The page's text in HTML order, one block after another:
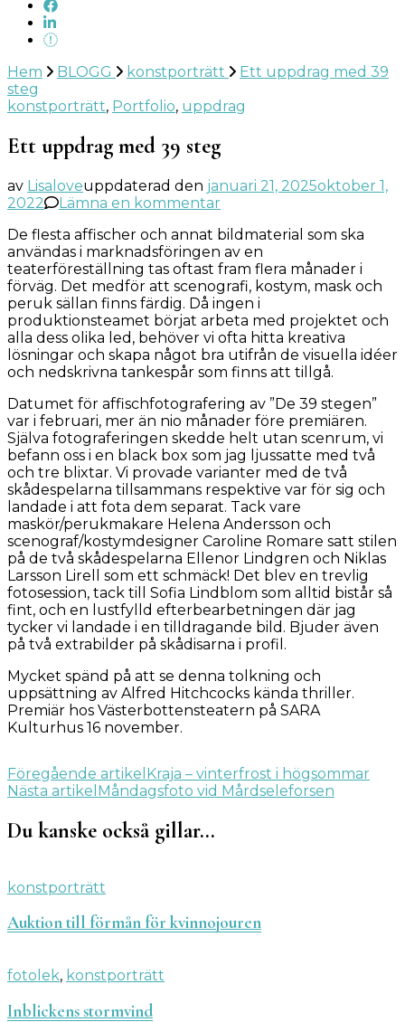
Hem BLOGG konstporträtt
Ett uppdrag med 39
steg
konstporträtt, Portfolio, uppdrag
Ett uppdrag med 39 steg
av Lisaloveuppdaterad den januari 21, 2025oktober 1,
2022
Lämna en kommentar
uppdrag
med
39
steg
De flesta affischer och annat bildmaterial som ska
användas i marknadsföringen av en
teaterföreställning tas oftast fram flera månader i
förväg. Det medför att scenografi, kostym, mask och
peruk sällan finns färdig. Då ingen i
produktionsteamet börjat arbeta med projektet och
alla dess olika led, behöver vi ofta hitta kreativa
lösningar och skapa något bra utifrån de visuella idéer
och nedskrivna tankespår som finns att tillgå.
Datumet för affischfotografering av ”De 39 stegen”
var i februari, mer än nio månader före premiären.
Själva fotograferingen skedde helt utan scenrum, vi
befann oss i en black box som jag ljussatte med två
och tre blixtar. Vi provade varianter med de två
skådespelarna tillsammans respektive var för sig och
landade i att fota dem separat. Tack vare
maskör/perukmakare Helena Andersson och
scenograf/kostymdesigner Caroline Romare satt stilen
på de två skådespelarna Ellenor Lindgren och Niklas
Larsson Lirell som ett schmäck! Det blev en trevlig
fotosession, tack till Sofia Lindblom som alltid bistår så
fint, och en lustfylld efterbearbetningen där jag
tycker vi landade i en tilldragande bild. Bjuder även
på två extrabilder på skådisarna i profil.
Mycket spänd på att se denna tolkning och
uppsättning av Alfred Hitchcocks kända thriller.
Premiär hos Västerbottensteatern på SARA
Kulturhus 16 november.
Inläggsnavigering
Föregående artikel Kraja – vinterfrost i högsommar
Nästa artikel Måndagsfoto vid Mårdseleforsen
Du kanske också gillar…
konstporträtt
Auktion till förmån för kvinnojouren
fotolek, konstporträtt
Inblickens stormvind